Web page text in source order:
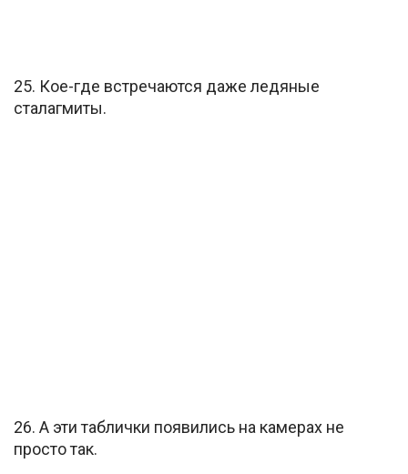
25. Кое-где встречаются даже ледяные
сталагмиты.
26. А эти таблички появились на камерах не
просто так.